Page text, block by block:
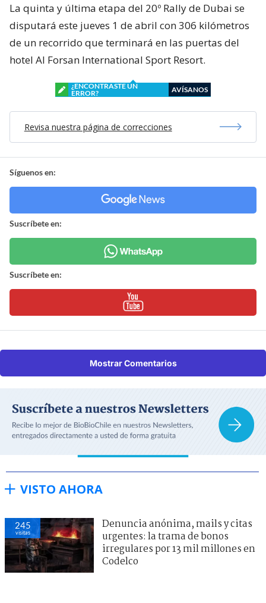
La quinta y última etapa del 20º Rally de Dubai se
disputará este jueves 1 de abril con 306 kilómetros
de un recorrido que terminará en las puertas del
hotel Al Forsan International Sport Resort.
¿ENCONTRASTE UN
ERROR?
AVÍSANOS
Revisa nuestra página de correcciones
Síguenos en:
Suscríbete en:
Suscríbete en:
Mostrar Comentarios
VISTO AHORA
245
visitas
Denuncia anónima, mails y citas
urgentes: la trama de bonos
irregulares por 13 mil millones en
Codelco